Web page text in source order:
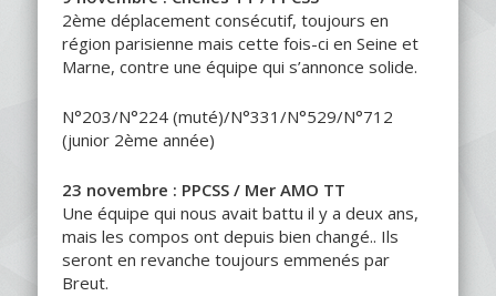
2ème déplacement consécutif, toujours en
région parisienne mais cette fois-ci en Seine et
Marne, contre une équipe qui s’annonce solide.
N°203/N°224 (muté)/N°331/N°529/N°712
(junior 2ème année)
23 novembre : PPCSS / Mer AMO TT
Une équipe qui nous avait battu il y a deux ans,
mais les compos ont depuis bien changé.. Ils
seront en revanche toujours emmenés par
Breut.